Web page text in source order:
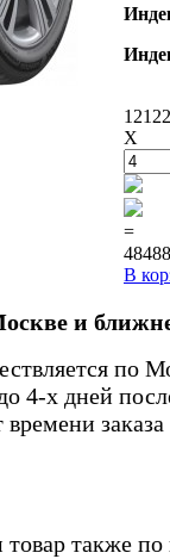
X
=
В
и
по
4-х дней
времени
также